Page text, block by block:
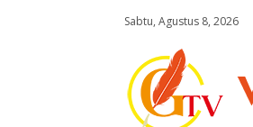
Sabtu, Agustus 8, 2026